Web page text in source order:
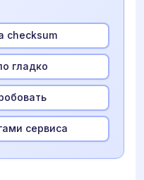
checksum
гладко
сервиса